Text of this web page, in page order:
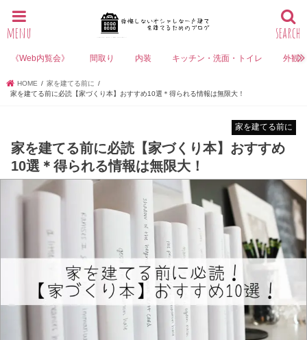
search
menu
《Web内覧会》 間取り 内装 キッチン・洗面・トイレ 外観
HOME
家を建てる前に
家を建てる前に必読【家づくり本】おすすめ10選＊得られる情報は無限大！
家を建てる前に
家を建てる前に必読【家づくり本】おすすめ
10選＊得られる情報は無限大！